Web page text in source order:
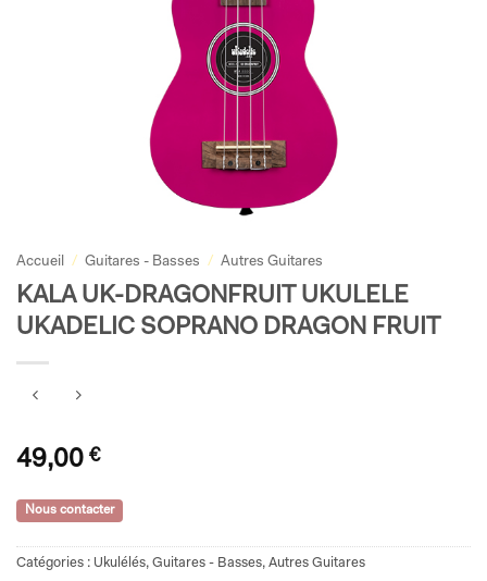
Accueil / Guitares - Basses / Autres Guitares
KALA UK-DRAGONFRUIT UKULELE
UKADELIC SOPRANO DRAGON FRUIT
49,00 €
Nous contacter
Catégories : Ukulélés, Guitares - Basses, Autres Guitares